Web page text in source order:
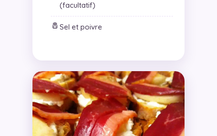
(facultatif)
🧂 Sel et poivre